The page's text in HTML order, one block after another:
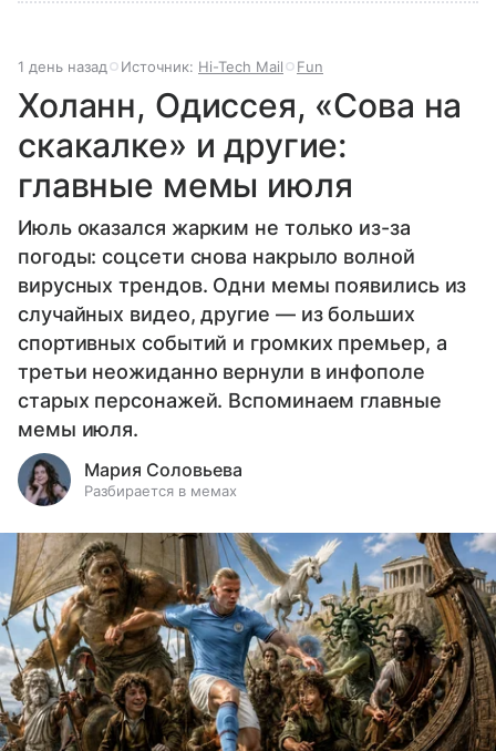
1 день назад Источник: Hi-Tech Mail Fun
Холанн, Одиссея, «Сова на
скакалке» и другие:
главные мемы июля
Июль оказался жарким не только из-за
погоды: соцсети снова накрыло волной
вирусных трендов. Одни мемы появились из
случайных видео, другие — из больших
спортивных событий и громких премьер, а
третьи неожиданно вернули в инфополе
старых персонажей. Вспоминаем главные
мемы июля.
Мария Соловьева
Разбирается в мемах